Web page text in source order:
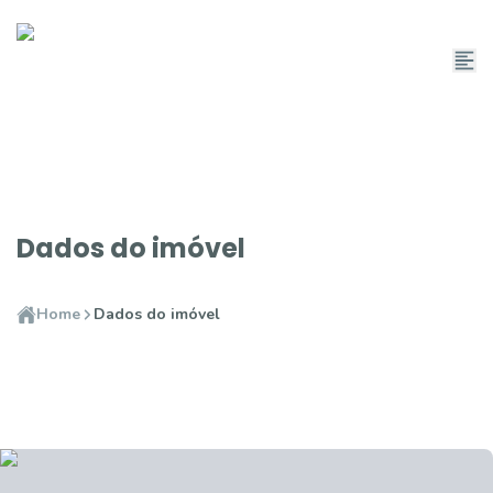
Dados do imóvel
Home Dados do imóvel